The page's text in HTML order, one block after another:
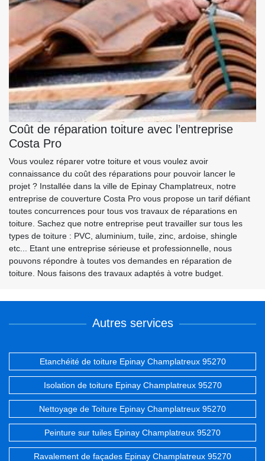
Coût de réparation toiture avec l’entreprise
Costa Pro
Vous voulez réparer votre toiture et vous voulez avoir
connaissance du coût des réparations pour pouvoir lancer le
projet ? Installée dans la ville de Epinay Champlatreux, notre
entreprise de couverture Costa Pro vous propose un tarif défiant
toutes concurrences pour tous vos travaux de réparations en
toiture. Sachez que notre entreprise peut travailler sur tous les
types de toiture : PVC, aluminium, tuile, zinc, ardoise, shingle
etc... Etant une entreprise sérieuse et professionnelle, nous
pouvons répondre à toutes vos demandes en réparation de
toiture. Nous faisons des travaux adaptés à votre budget.
Autres services
Etanchéité de toiture Epinay Champlatreux 95270
Isolation de toiture Epinay Champlatreux 95270
Nettoyage de Toiture Epinay Champlatreux 95270
Peinture sur tuiles Epinay Champlatreux 95270
Ravalement de façades Epinay Champlatreux 95270